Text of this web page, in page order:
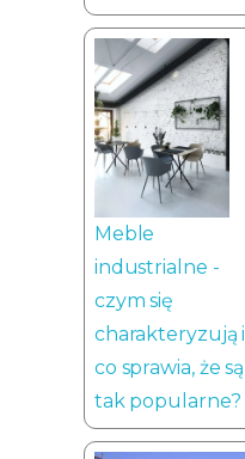
Meble
industrialne -
czym się
charakteryzują i
co sprawia, że są
tak popularne?